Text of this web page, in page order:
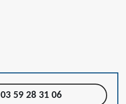
03 59 28 31 06